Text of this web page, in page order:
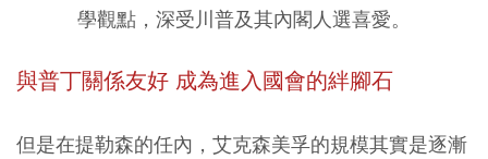
學觀點，深受川普及其內閣人選喜愛。
與普丁關係友好 成為進入國會的絆腳石
但是在提勒森的任內，艾克森美孚的規模其實是逐漸